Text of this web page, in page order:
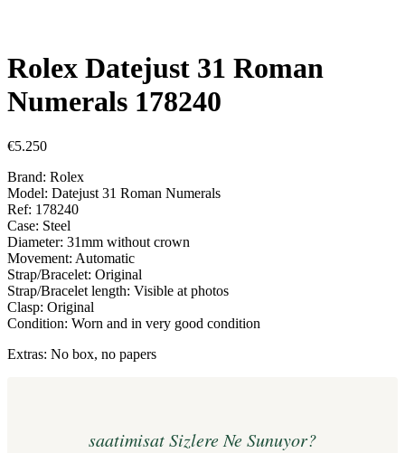
Rolex Datejust 31 Roman
Numerals 178240
€5.250
Brand: Rolex
Model: Datejust 31 Roman Numerals
Ref: 178240
Case: Steel
Diameter: 31mm without crown
Movement: Automatic
Strap/Bracelet: Original
Strap/Bracelet length: Visible at photos
Clasp: Original
Condition: Worn and in very good condition
Extras: No box, no papers
saatimisat Sizlere Ne Sunuyor?